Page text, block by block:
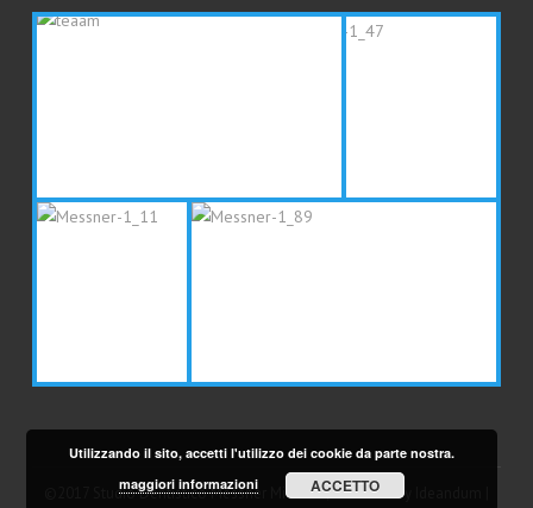
©2017 Studio Dentistico Messner Michael | Powered by Ideandum |
Utilizzando il sito, accetti l'utilizzo dei cookie da parte nostra.
maggiori informazioni
ACCETTO